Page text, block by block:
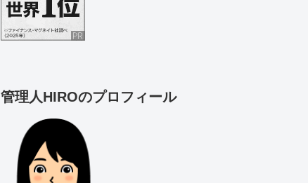
管理人HIROのプロフィール